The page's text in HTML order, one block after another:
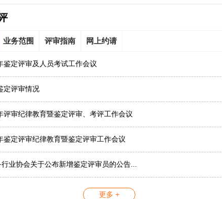
业务范围 评审指南 网上约请
鉴定评审及人员考试工作会议
定评审情况
评审纪律教育暨鉴定评审、考评工作会议
鉴定评审纪律教育暨鉴定评审工作会议
业协会关于公布新增鉴定评审员的公告...
更多 +